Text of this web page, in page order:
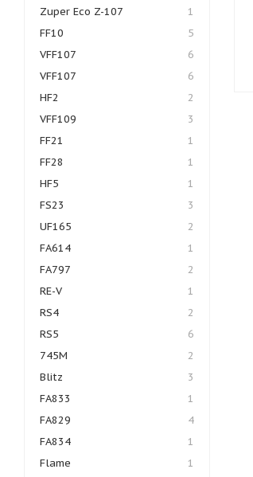
Zuper Eco Z-107
1
FF10
5
VFF107
6
VFF107
6
HF2
2
VFF109
3
FF21
1
FF28
1
HF5
1
FS23
3
UF165
2
FA614
1
FA797
2
RE-V
1
RS4
2
RS5
6
745M
2
Blitz
3
FA833
1
FA829
4
FA834
1
Flame
1